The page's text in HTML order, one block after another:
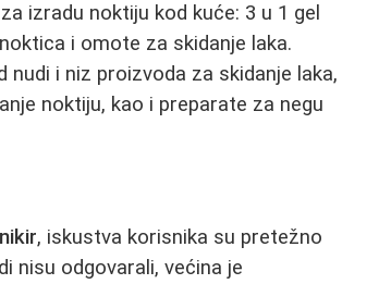
izradu noktiju kod kuće: 3 u 1 gel
i omote za skidanje laka.
nudi i niz proizvoda za skidanje laka,
noktiju, kao i preparate za negu
, iskustva korisnika su pretežno
nisu odgovarali, većina je